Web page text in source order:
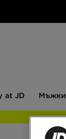
at JD Мъжки